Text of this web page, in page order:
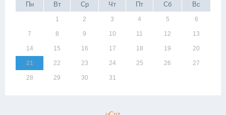
Пн
Вт Ср Чт Пт Сб Вс
1 2 3 4 5 6
7 8 9 10 11 12 13
14 15 16 17 18 19 20
21 22 23 24 25 26 27
28 29 30 31